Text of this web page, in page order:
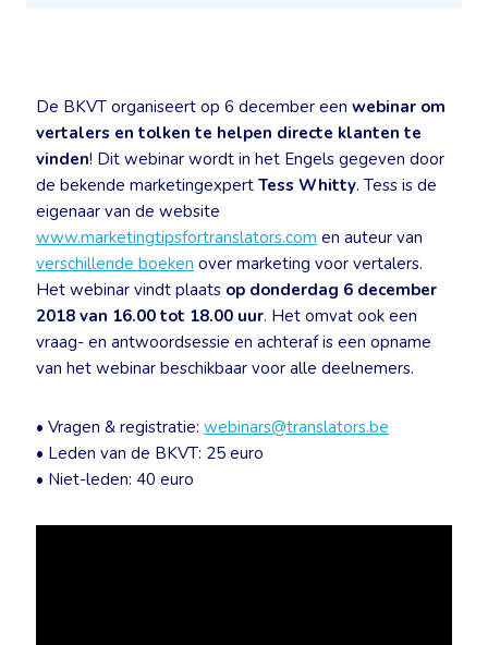
De BKVT organiseert op 6 december een webinar om
vertalers en tolken te helpen directe klanten te
vinden! Dit webinar wordt in het Engels gegeven door
de bekende marketingexpert Tess Whitty. Tess is de
eigenaar van de website
www.marketingtipsfortranslators.com en auteur van
verschillende boeken over marketing voor vertalers.
Het webinar vindt plaats op donderdag 6 december
2018 van 16.00 tot 18.00 uur. Het omvat ook een
vraag- en antwoordsessie en achteraf is een opname
van het webinar beschikbaar voor alle deelnemers.
• Vragen & registratie: webinars@translators.be
• Leden van de BKVT: 25 euro
• Niet-leden: 40 euro